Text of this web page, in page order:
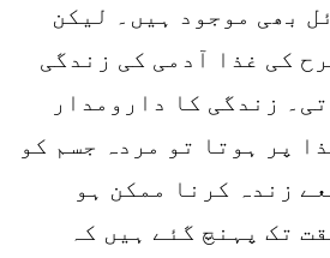
بھی موجود ہیں۔ لیکن
کی غذا آدمی کی زندگی
زندگی کا دارومدار
پر ہوتا تو مردہ جسم کو
زندہ کرنا ممکن ہو
تک پہنچ گئے ہیں کہ